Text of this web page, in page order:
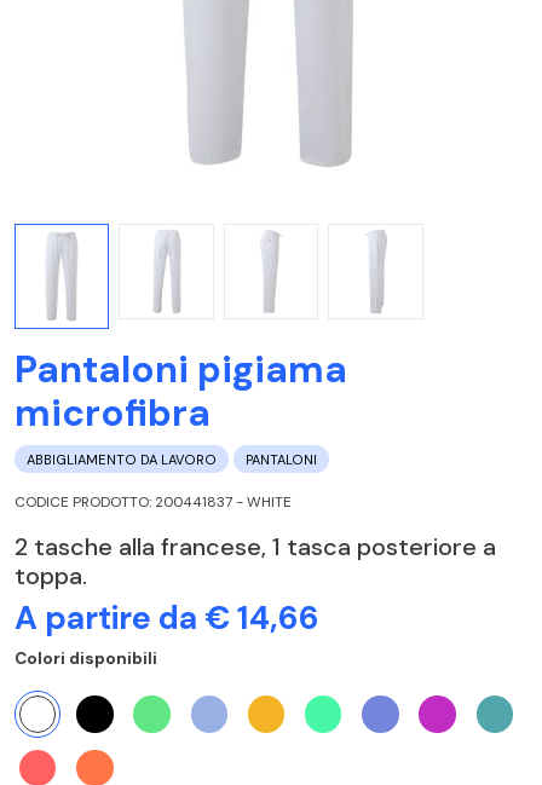
Pantaloni pigiama
microfibra
ABBIGLIAMENTO DA LAVORO PANTALONI
CODICE PRODOTTO: 200441837 - WHITE
2 tasche alla francese, 1 tasca posteriore a
toppa.
A partire da € 14,66
Colori disponibili